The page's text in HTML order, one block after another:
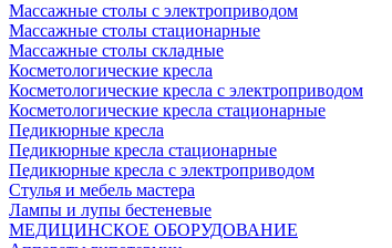
Массажные столы с электроприводом
Массажные столы стационарные
Массажные столы складные
Косметологические кресла
Косметологические кресла с электроприводом
Косметологические кресла стационарные
Педикюрные кресла
Педикюрные кресла стационарные
Педикюрные кресла с электроприводом
Стулья и мебель мастера
Лампы и лупы бестеневые
МЕДИЦИНСКОЕ ОБОРУДОВАНИЕ